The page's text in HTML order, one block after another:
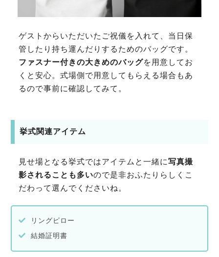
ゲストからいただいたご祝儀を入れて、当日保
管したり持ち運んだりするためのバッグです。
ファスナー付きの大きめのバッグを用意してお
くと安心。式場側で用意してもらえる場合もあ
るので事前に確認してみて。
挙式関連アイテム
見せ場となる挙式ではアイテムと一緒に写真撮
影されることも多いので是非おふたりらしくこ
だわって選んでくださいね。
リングピロー
結婚証明書